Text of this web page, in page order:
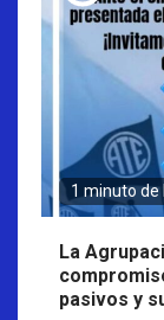
1 minuto de
La
pasivos y